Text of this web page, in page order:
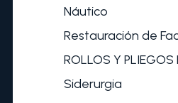
Náutico
Restauración de
ROLLOS Y PLIEGOS
Siderurgia